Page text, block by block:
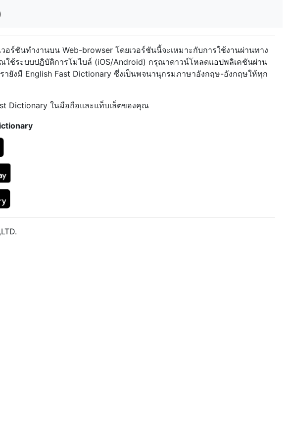
อร์ชันทำงานบน Web-browser โดยเวอร์ชันนี้จะเหมาะกับการใช้งานผ่านทาง
ใช้ระบบปฏิบัติการโมไบล์ (iOS/Android) กรุณาดาวน์โหลดแอปพลิเคชันผ่าน
ยังมี English Fast Dictionary ซึ่งเป็นพจนานุกรมภาษาอังกฤษ-อังกฤษให้ทุก
Dictionary ในมือถือและแท็บเล็ตของคุณ